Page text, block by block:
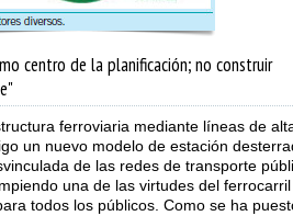
centro de la planificación; no construir
ferroviaria mediante líneas de
un nuevo modelo de estación
de las redes de transporte
una de las virtudes del ferrocarril
todos los públicos. Como se ha